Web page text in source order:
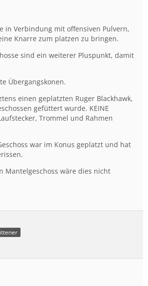
in Verbindung mit offensiven Pulvern,
Knarre zum platzen zu bringen.
sind ein weiterer Pluspunkt, damit
Übergangskonen.
einen geplatzten Ruger Blackhawk,
gefüttert wurde. KEINE
Trommel und Rahmen
war im Konus geplatzt und hat
Mantelgeschoss wäre dies nicht